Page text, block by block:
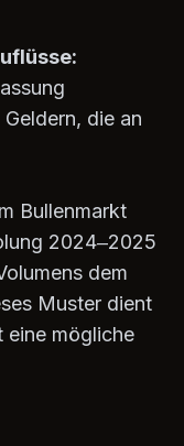
die an
Bullenmarkt
2024–2025
dem
Muster dient
eine mögliche